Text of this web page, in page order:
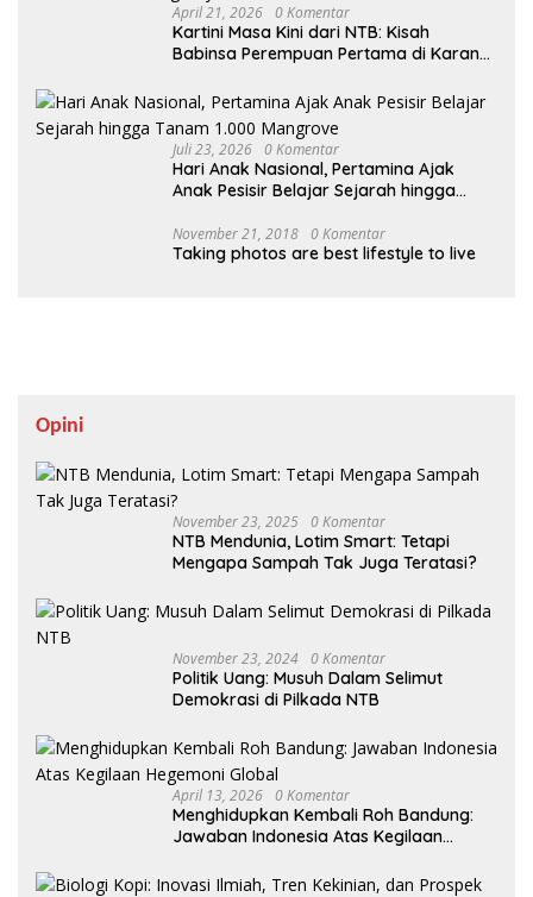
April 21, 2026 0 Komentar
Kartini Masa Kini dari NTB: Kisah
Babinsa Perempuan Pertama di Karang
Juli 23, 2026 0 Komentar
Hari Anak Nasional, Pertamina Ajak
Anak Pesisir Belajar Sejarah hingga
November 21, 2018 0 Komentar
Taking photos are best lifestyle to live
Opini
November 23, 2025 0 Komentar
NTB Mendunia, Lotim Smart: Tetapi
Mengapa Sampah Tak Juga Teratasi?
November 23, 2024 0 Komentar
Politik Uang: Musuh Dalam Selimut
Demokrasi di Pilkada NTB
April 13, 2026 0 Komentar
Menghidupkan Kembali Roh Bandung:
Jawaban Indonesia Atas Kegilaan